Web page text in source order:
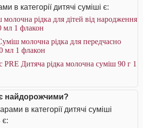
в категорії дитячі суміші є:
рідка для дітей від народження
мл 1 флакон
молочна рідка для передчасно
мл 1 флакон
PRE Дитяча рідка молочна суміш 90 г 1
є найдорожчими?
в категорії дитячі суміші
є: